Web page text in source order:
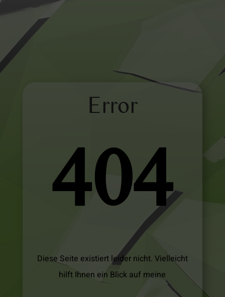
Error
404
Diese Seite existiert leider nicht. Vielleicht
hilft Ihnen ein Blick auf meine